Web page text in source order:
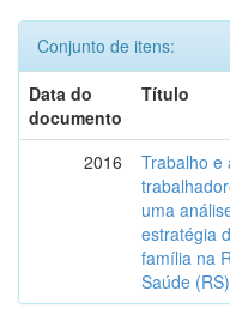
Conjunto de itens:
Data do
documento
Título
2016
Trabalho e
uma
estratégia
família na
Saúde